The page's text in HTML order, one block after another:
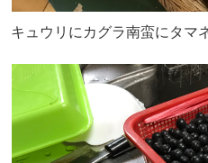
キュウリにカグラ南蛮にタマ